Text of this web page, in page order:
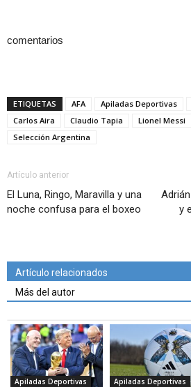
comentarios
ETIQUETAS AFA Apiladas Deportivas
Carlos Aira
Claudio Tapia Lionel Messi
Selección Argentina
Artículo anterior
El Luna, Ringo, Maravilla y una
noche confusa para el boxeo
y
Artículo relacionados
Más del autor
Apiladas Deportivas Apiladas Deportivas